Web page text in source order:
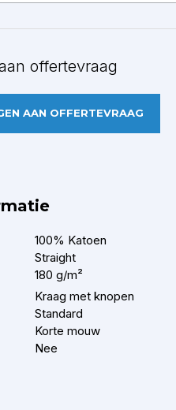
offertevraag
AAN OFFERTEVRAAG
100% Katoen
Straight
180 g/m²
Kraag met knopen
Standard
Korte mouw
Nee